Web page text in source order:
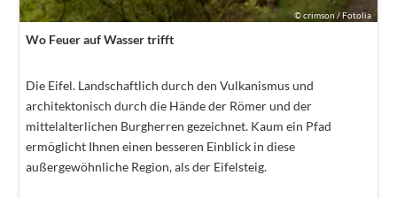
©crimson / Fotolia
Wo Feuer auf Wasser trifft
Die Eifel. Landschaftlich durch den Vulkanismus und
architektonisch durch die Hände der Römer und der
mittelalterlichen Burgherren gezeichnet. Kaum ein Pfad
ermöglicht Ihnen einen besseren Einblick in diese
außergewöhnliche Region, als der Eifelsteig.